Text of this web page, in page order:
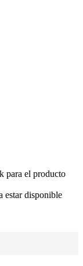
para el producto
estar disponible